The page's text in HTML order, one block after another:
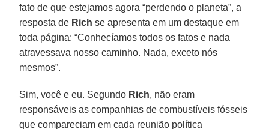
fato de que estejamos agora “perdendo o planeta”, a
resposta de Rich se apresenta em um destaque em
toda página: “Conhecíamos todos os fatos e nada
atravessava nosso caminho. Nada, exceto nós
mesmos”.
Sim, você e eu. Segundo Rich, não eram
responsáveis as companhias de combustíveis fósseis
que compareciam em cada reunião política